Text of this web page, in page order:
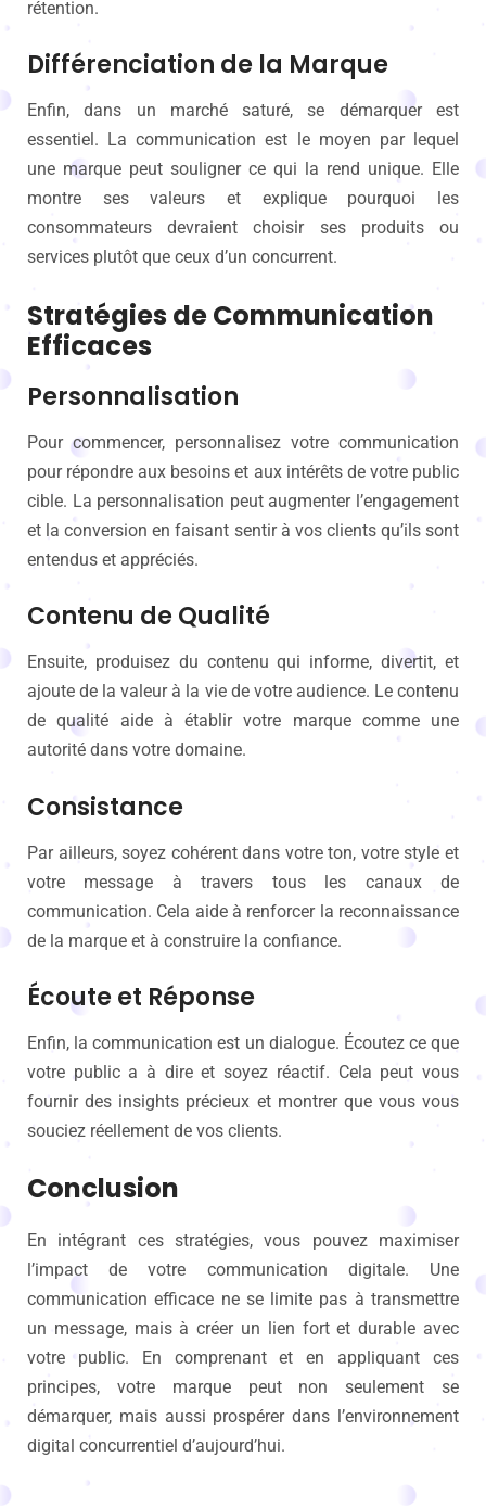
rétention.
Différenciation de la Marque
Enfin, dans un marché saturé, se démarquer est
essentiel. La communication est le moyen par lequel
une marque peut souligner ce qui la rend unique. Elle
montre ses valeurs et explique pourquoi les
consommateurs devraient choisir ses produits ou
services plutôt que ceux d’un concurrent.
Stratégies de Communication
Efficaces
Personnalisation
Pour commencer, personnalisez votre communication
pour répondre aux besoins et aux intérêts de votre public
cible. La personnalisation peut augmenter l’engagement
et la conversion en faisant sentir à vos clients qu’ils sont
entendus et appréciés.
Contenu de Qualité
Ensuite, produisez du contenu qui informe, divertit, et
ajoute de la valeur à la vie de votre audience. Le contenu
de qualité aide à établir votre marque comme une
autorité dans votre domaine.
Consistance
Par ailleurs, soyez cohérent dans votre ton, votre style et
votre message à travers tous les canaux de
communication. Cela aide à renforcer la reconnaissance
de la marque et à construire la confiance.
Écoute et Réponse
Enfin, la communication est un dialogue. Écoutez ce que
votre public a à dire et soyez réactif. Cela peut vous
fournir des insights précieux et montrer que vous vous
souciez réellement de vos clients.
Conclusion
En intégrant ces stratégies, vous pouvez maximiser
l’impact de votre communication digitale. Une
communication efficace ne se limite pas à transmettre
un message, mais à créer un lien fort et durable avec
votre public. En comprenant et en appliquant ces
principes, votre marque peut non seulement se
démarquer, mais aussi prospérer dans l’environnement
digital concurrentiel d’aujourd’hui.